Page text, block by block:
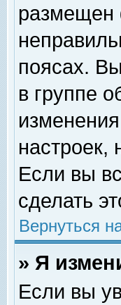
размещен
поясах.
в группе
настроек,
Если вы
сделать
Вернуться
» Я
Если вы